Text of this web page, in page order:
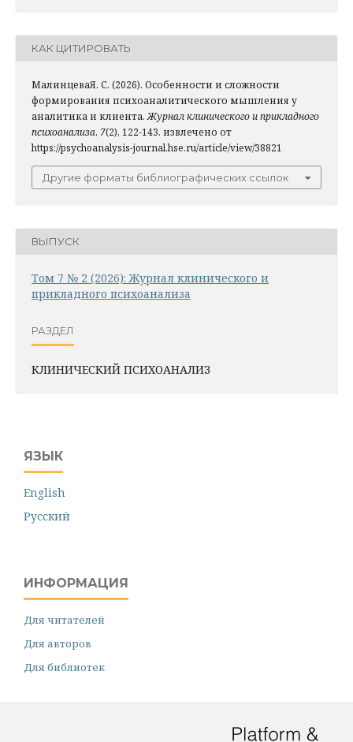
КАК ЦИТИРОВАТЬ
МалинцеваЯ. С. (2026). Особенности и сложности
формирования психоаналитического мышления у
аналитика и клиента.Журнал клинического и прикладного
психоанализа, 7(2), 122-143. извлечено от
https://psychoanalysis-journal.hse.ru/article/view/38821
Другие форматы библиографических ссылок
ВЫПУСК
Том 7 № 2 (2026): Журнал клинического и
прикладного психоанализа
РАЗДЕЛ
КЛИНИЧЕСКИЙ ПСИХОАНАЛИЗ
ЯЗЫК
English
Русский
ИНФОРМАЦИЯ
Для читателей
Для авторов
Для библиотек